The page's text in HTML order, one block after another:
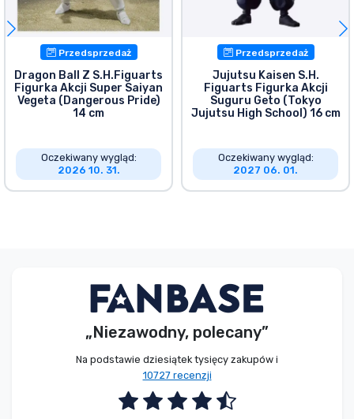
Przedsprzedaż
Dragon Ball Z S.H.Figuarts
Figurka Akcji Super Saiyan
Vegeta (Dangerous Pride)
14 cm
Oczekiwany wygląd:
2026 10. 31.
Przedsprzedaż
Jujutsu Kaisen S.H.
Figuarts Figurka Akcji
Suguru Geto (Tokyo
Jujutsu High School) 16 cm
Oczekiwany wygląd:
2027 06. 01.
„Niezawodny, polecany”
Na podstawie dziesiątek tysięcy zakupów i
10727 recenzji